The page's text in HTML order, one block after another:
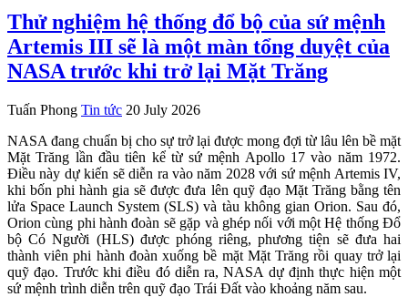
Thử nghiệm hệ thống đổ bộ của sứ mệnh
Artemis III sẽ là một màn tổng duyệt của
NASA trước khi trở lại Mặt Trăng
Tuấn Phong Tin tức 20 July 2026
NASA đang chuẩn bị cho sự trở lại được mong đợi từ lâu lên bề mặt
Mặt Trăng lần đầu tiên kể từ sứ mệnh Apollo 17 vào năm 1972.
Điều này dự kiến sẽ diễn ra vào năm 2028 với sứ mệnh Artemis IV,
khi bốn phi hành gia sẽ được đưa lên quỹ đạo Mặt Trăng bằng tên
lửa Space Launch System (SLS) và tàu không gian Orion. Sau đó,
Orion cùng phi hành đoàn sẽ gặp và ghép nối với một Hệ thống Đổ
bộ Có Người (HLS) được phóng riêng, phương tiện sẽ đưa hai
thành viên phi hành đoàn xuống bề mặt Mặt Trăng rồi quay trở lại
quỹ đạo. Trước khi điều đó diễn ra, NASA dự định thực hiện một
sứ mệnh trình diễn trên quỹ đạo Trái Đất vào khoảng năm sau.